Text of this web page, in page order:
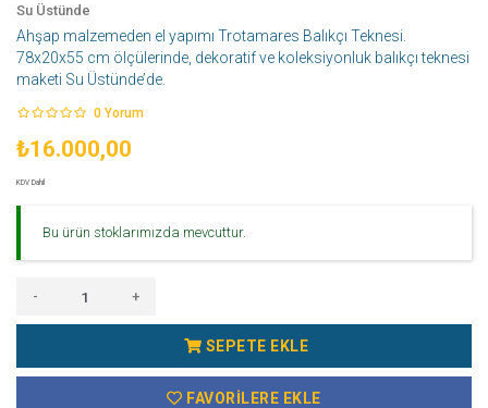
Su Üstünde
Ahşap malzemeden el yapımı Trotamares Balıkçı Teknesi.
78x20x55 cm ölçülerinde, dekoratif ve koleksiyonluk balıkçı teknesi
maketi Su Üstünde’de.
0 Yorum
₺16.000,00
KDV Dahil
Bu ürün stoklarımızda mevcuttur.
- +
SEPETE EKLE
FAVORILERE EKLE